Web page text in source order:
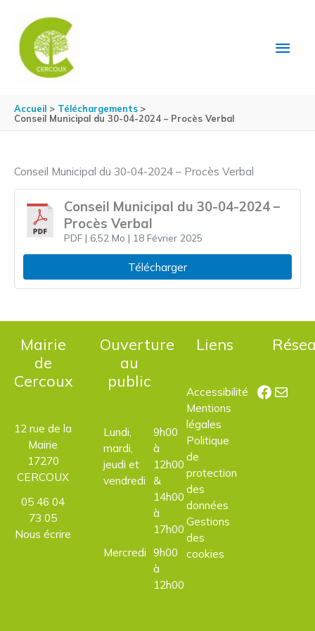
Accueil
Téléchargements
Conseil Municipal du 30-04-2024 – Procès Verbal
Conseil Municipal du 30-04-2024 – Procès Verbal
Conseil Municipal du 30-04-2024 –
Procès Verbal
PDF| 6,52 Mo | 18 Février 2025
Télécharger
Mairie
de
Cercoux
12 rue de la
Mairie
17270
CERCOUX
05 46 04
73 05
Nous écrire
Ouverture
au
public
Lundi,
mardi,
jeudi et
vendredi
9h00
à
12h00
&
14h00
à
17h00
Mercredi 9h00
à
12h00
Liens
Accessibilité
Mentions
légales
Politique
de
protection
des
données
Gestions
des
cookies
E-mail